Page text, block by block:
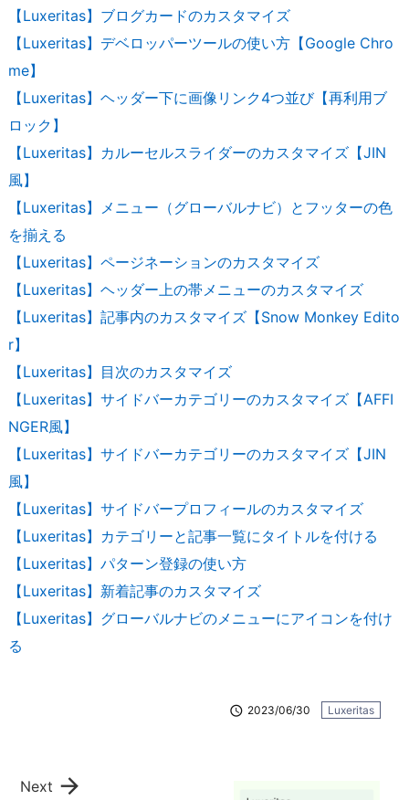
【Luxeritas】ブログカードのカスタマイズ
【Luxeritas】デベロッパーツールの使い方【Google Chro
me】
【Luxeritas】ヘッダー下に画像リンク4つ並び【再利用ブ
ロック】
【Luxeritas】カルーセルスライダーのカスタマイズ【JIN
風】
【Luxeritas】メニュー（グローバルナビ）とフッターの色
を揃える
【Luxeritas】ページネーションのカスタマイズ
【Luxeritas】ヘッダー上の帯メニューのカスタマイズ
【Luxeritas】記事内のカスタマイズ【Snow Monkey Edito
r】
【Luxeritas】目次のカスタマイズ
【Luxeritas】サイドバーカテゴリーのカスタマイズ【AFFI
NGER風】
【Luxeritas】サイドバーカテゴリーのカスタマイズ【JIN
風】
【Luxeritas】サイドバープロフィールのカスタマイズ
【Luxeritas】カテゴリーと記事一覧にタイトルを付ける
【Luxeritas】パターン登録の使い方
【Luxeritas】新着記事のカスタマイズ
【Luxeritas】グローバルナビのメニューにアイコンを付け
る
 2023/06/30 Luxeritas

Next